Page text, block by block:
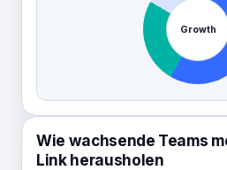
Growth
Wie wachsende Teams
Link herausholen